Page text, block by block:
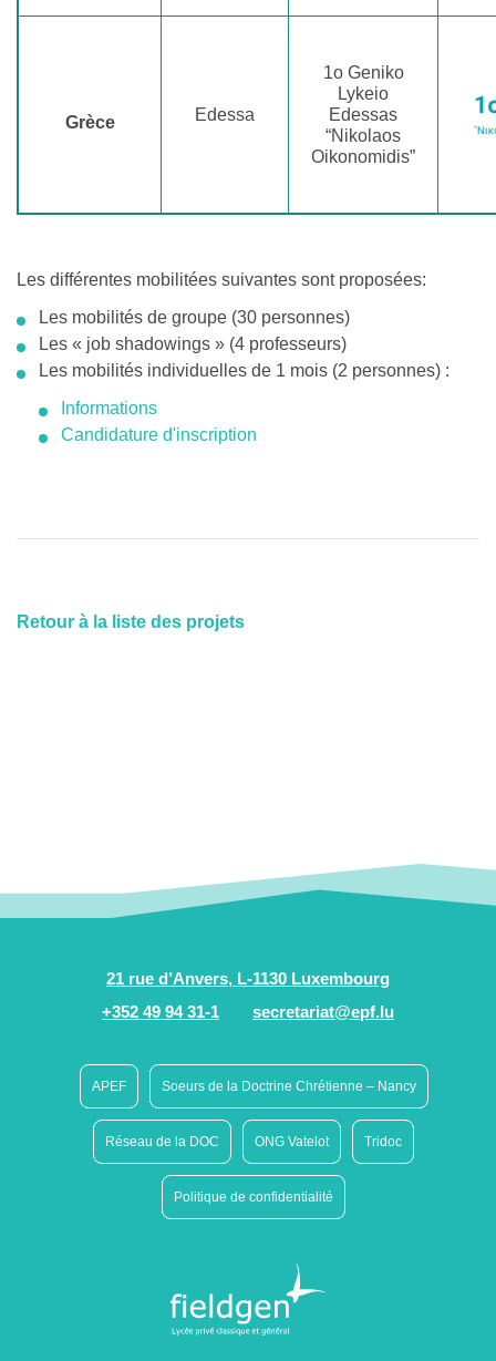
Grèce Edessa
1o Geniko
Lykeio
Edessas
“Nikolaos
Oikonomidis”
Les différentes mobilitées suivantes sont proposées:
Les mobilités de groupe (30 personnes)
Les « job shadowings » (4 professeurs)
Les mobilités individuelles de 1 mois (2 personnes) :
Informations
Candidature d'inscription
Retour à la liste des projets
21 rue d’Anvers, L-1130 Luxembourg
+352 49 94 31-1
secretariat@epf.lu
APEF Soeurs de la Doctrine Chrétienne – Nancy
Réseau de la DOC ONG Vatelot Tridoc
Politique de confidentialité